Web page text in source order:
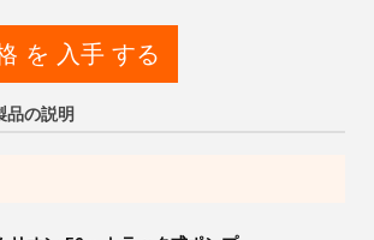
を 入手 する
品の説明